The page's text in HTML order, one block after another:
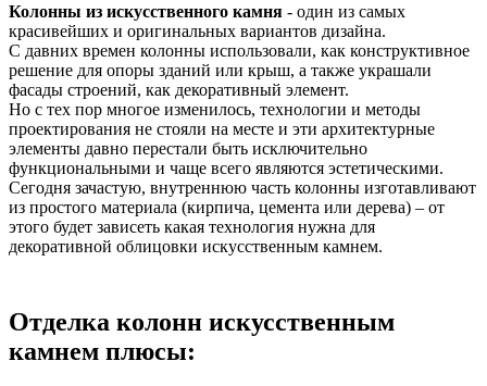
Колонны из искусственного камня - один из самых
красивейших и оригинальных вариантов дизайна.
С давних времен колонны использовали, как конструктивное
решение для опоры зданий или крыш, а также украшали
фасады строений, как декоративный элемент.
Но с тех пор многое изменилось, технологии и методы
проектирования не стояли на месте и эти архитектурные
элементы давно перестали быть исключительно
функциональными и чаще всего являются эстетическими.
Сегодня зачастую, внутреннюю часть колонны изготавливают
из простого материала (кирпича, цемента или дерева) – от
этого будет зависеть какая технология нужна для
декоративной облицовки искусственным камнем.
Отделка колонн искусственным
камнем плюсы: